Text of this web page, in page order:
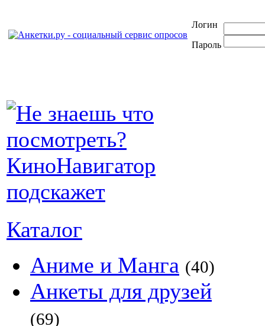
Логин
Пароль
Каталог
Аниме и Манга (40)
Анкеты для друзей
(69)